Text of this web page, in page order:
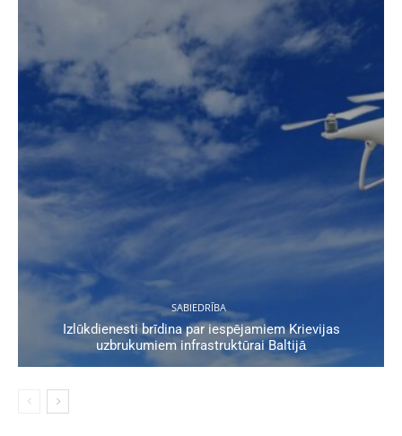
SABIEDRĪBA
Izlūkdienesti brīdina par iespējamiem Krievijas
uzbrukumiem infrastruktūrai Baltijā